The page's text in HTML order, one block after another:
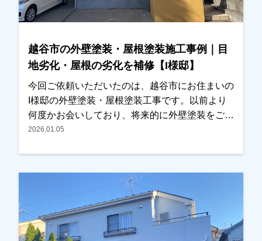
越谷市の外壁塗装・屋根塗装施工事例｜目
地劣化・屋根の劣化を補修【I様邸】
今回ご依頼いただいたのは、越谷市にお住まいの
I様邸の外壁塗装・屋根塗装工事です。以前より
何度かお会いしており、将来的に外壁塗装をご検
討されているとのお話をいただいておりました。
しいとのご相談をいただきました。現地調査を行
ったところ、・外壁の目地（コーキング）の劣
化・屋根塗膜の劣化が見られたため、外壁塗装と
屋根塗装をご提案させていただきました。カラー
シミュレーションも行い、ご希望の色味を確認し
2026.01.05